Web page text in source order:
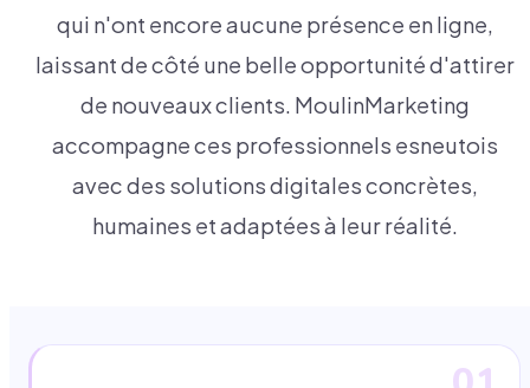
qui n'ont encore aucune présence en ligne,
laissant de côté une belle opportunité d'attirer
de nouveaux clients. MoulinMarketing
accompagne ces professionnels esneutois
avec des solutions digitales concrètes,
humaines et adaptées à leur réalité.